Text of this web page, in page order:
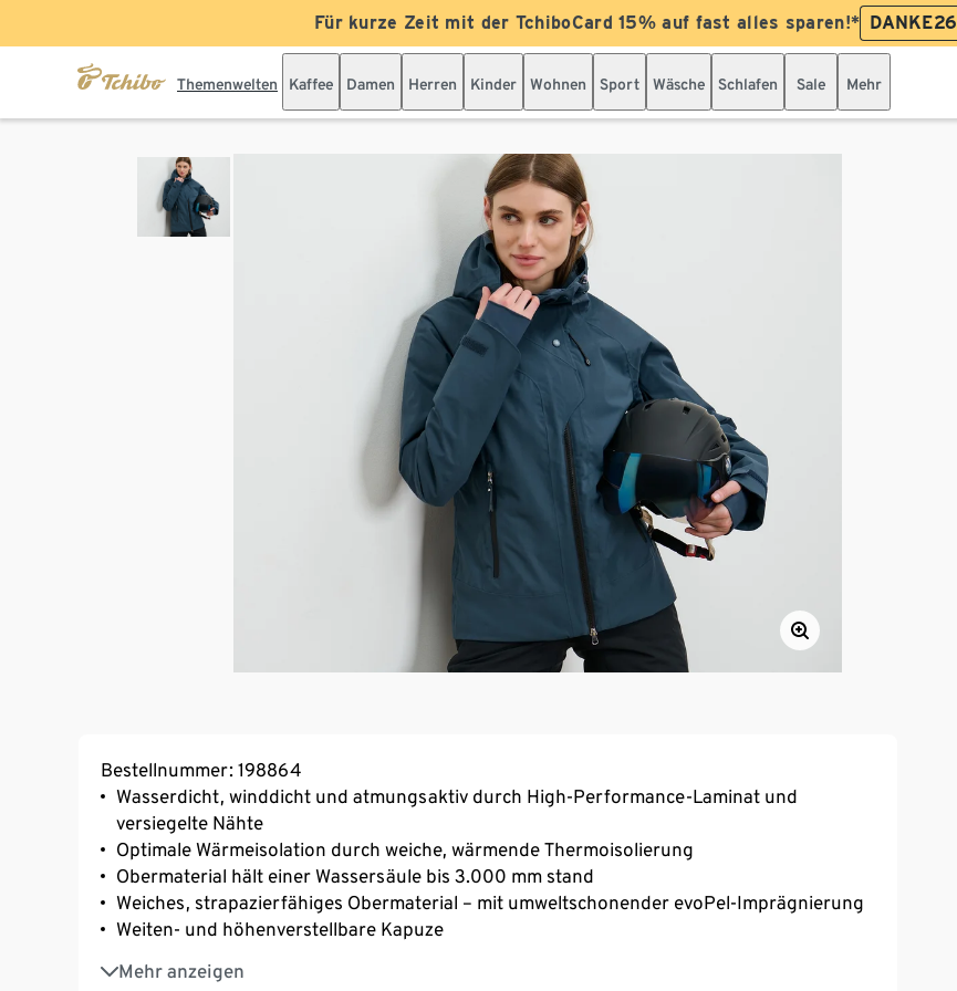
Für kurze Zeit mit der TchiboCard 15% auf fast alles sparen!* DANKE26
Themenwelten Kaffee Damen Herren Kinder Wohnen Sport Wäsche Schlafen Sale Mehr
Bestellnummer: 198864
Wasserdicht, winddicht und atmungsaktiv durch High-Performance-Laminat und
versiegelte Nähte
Optimale Wärmeisolation durch weiche, wärmende Thermoisolierung
Obermaterial hält einer Wassersäule bis 3.000 mm stand
Weiches, strapazierfähiges Obermaterial – mit umweltschonender evoPel-Imprägnierung
Weiten- und höhenverstellbare Kapuze
Mehr anzeigen
2 Eingrifftaschen mit versiegeltem Reißverschluss
1 Reißverschluss-Innentasche, 1 Mesh-Innentasche mit Klettverschluss